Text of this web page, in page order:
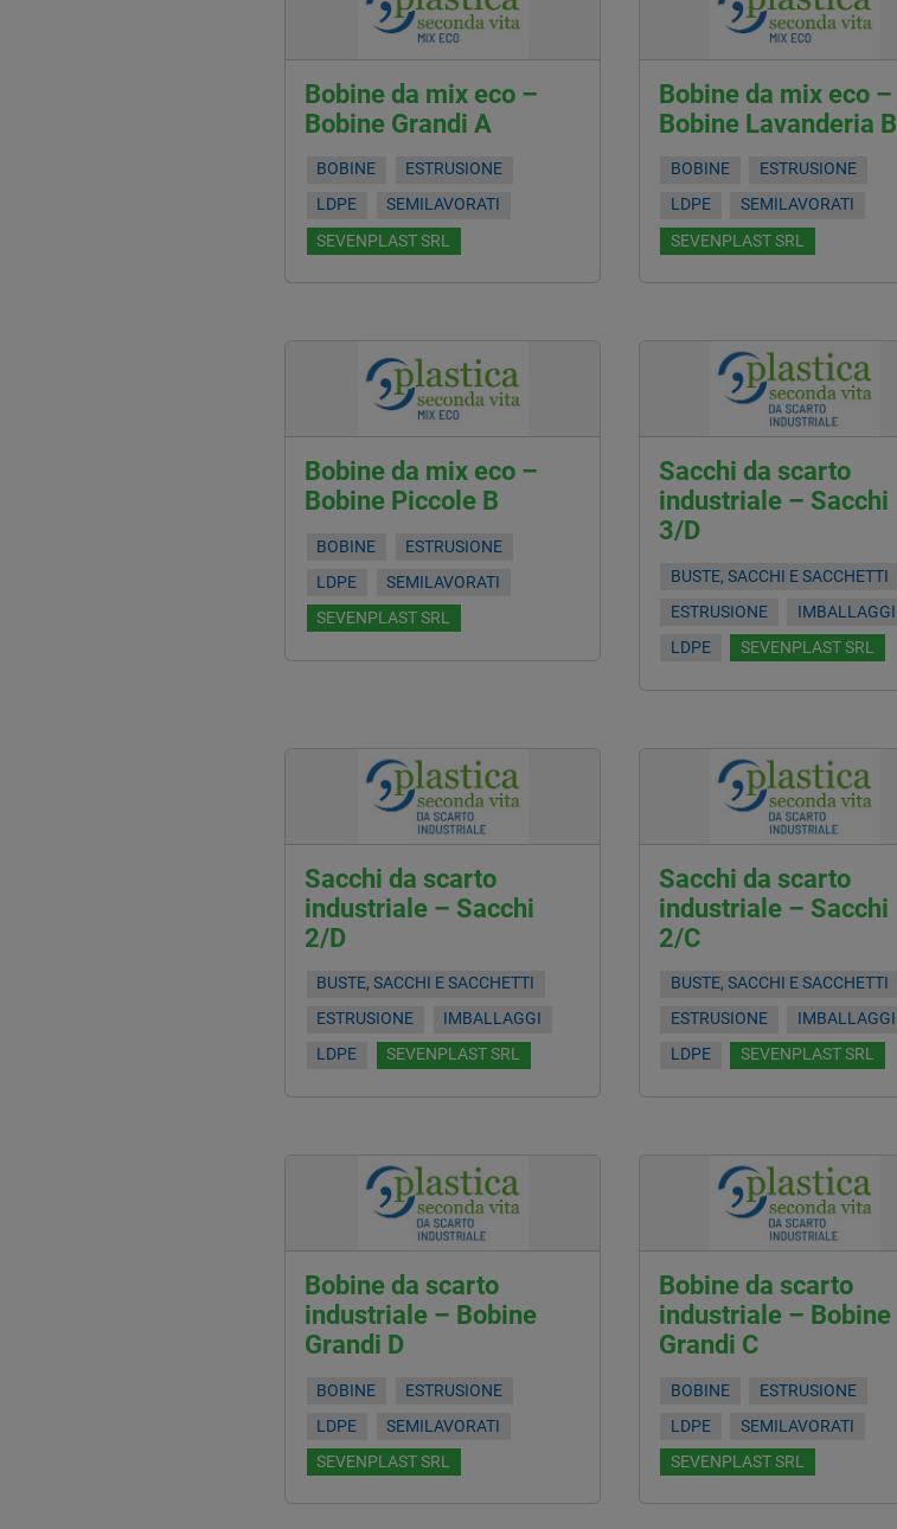
Bobine da mix eco –
Bobine Grandi A
BOBINE
ESTRUSIONE
LDPE
SEMILAVORATI
SEVENPLAST SRL
Bobine da mix eco –
Bobine Lavanderia B
BOBINE
ESTRUSIONE
LDPE
SEMILAVORATI
SEVENPLAST SRL
Bobine da mix eco –
Bobine Piccole B
BOBINE
ESTRUSIONE
LDPE
SEMILAVORATI
SEVENPLAST SRL
Sacchi da scarto
industriale – Sacchi
3/D
BUSTE, SACCHI E SACCHETTI
ESTRUSIONE
IMBALLAGGI
LDPE
SEVENPLAST SRL
Sacchi da scarto
industriale – Sacchi
2/D
BUSTE, SACCHI E SACCHETTI
ESTRUSIONE
IMBALLAGGI
LDPE
SEVENPLAST SRL
Sacchi da scarto
industriale – Sacchi
2/C
BUSTE, SACCHI E SACCHETTI
ESTRUSIONE
IMBALLAGGI
LDPE
SEVENPLAST SRL
Bobine da scarto
industriale – Bobine
Grandi D
BOBINE
ESTRUSIONE
LDPE
SEMILAVORATI
SEVENPLAST SRL
Bobine da scarto
industriale – Bobine
Grandi C
BOBINE
ESTRUSIONE
LDPE
SEMILAVORATI
SEVENPLAST SRL